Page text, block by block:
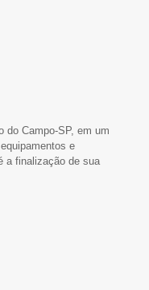
do Campo-SP, em um
e
a finalização de sua